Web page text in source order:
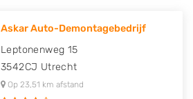
Askar Auto-Demontagebedrijf
Leptonenweg 15
3542CJ Utrecht
Op 23,51 km afstand